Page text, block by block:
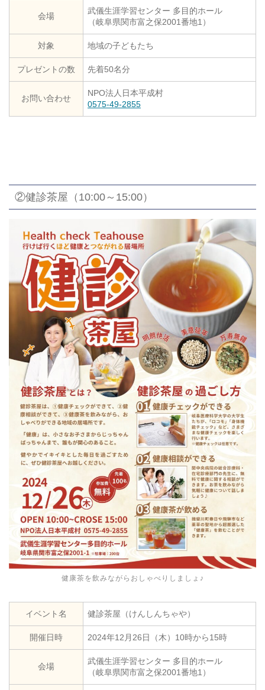
会場
武儀生涯学習センター 多目的ホール
（岐阜県関市富之保2001番地1）
対象 地域の子どもたち
プレゼントの数 先着50名分
お問い合わせ
NPO法人日本平成村
0575-49-2855
②健診茶屋（10:00～15:00）
健康茶を飲みながらおしゃべりしましょ♪
イベント名 健診茶屋（けんしんちゃや）
開催日時 2024年12月26日（木）10時から15時
会場
武儀生涯学習センター 多目的ホール
（岐阜県関市富之保2001番地1）